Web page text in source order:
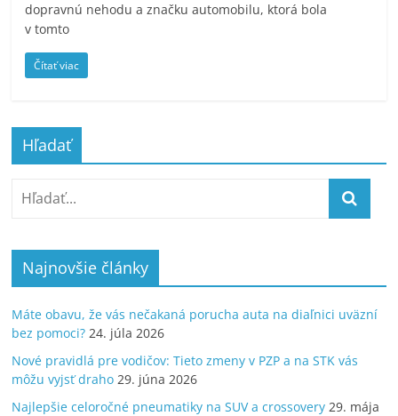
dopravnú nehodu a značku automobilu, ktorá bola
v tomto
Čítať viac
Hľadať
Najnovšie články
Máte obavu, že vás nečakaná porucha auta na diaľnici uväzní
bez pomoci? 24. júla 2026
Nové pravidlá pre vodičov: Tieto zmeny v PZP a na STK vás
môžu vyjsť draho 29. júna 2026
Najlepšie celoročné pneumatiky na SUV a crossovery 29. mája